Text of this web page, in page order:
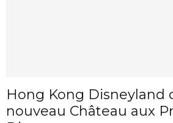
Hong Kong Disneyland
nouveau Château aux